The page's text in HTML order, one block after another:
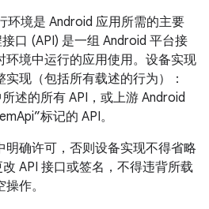
环境是 Android 应用所需的主要
口 (API) 是一组 Android 平台接
环境中运行的应用使用。设备实现
现（包括所有载述的行为）：
述的所有 API，或上游 Android
标记的 API。
明确许可，否则设备实现不得省略
API 接口或签名，不得违背所载
作。